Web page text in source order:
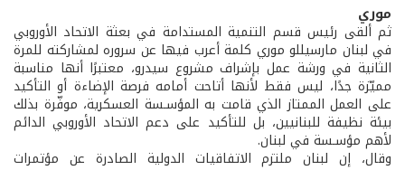
موري
ثم ألقى رئيس قسم التنمية المستدامة في بعثة الاتحاد الأوروبي
في لبنان مارسيللو موري كلمة أعرب فيها عن سروره لمشاركته للمرة
الثانية في ورشة عمل بإشراف مشروع سيدرو، معتبرًا أنها مناسبة
مميّزة جدًا، ليس فقط لأنها أتاحت أمامه فرصة الإضاءة أو التأكيد
على العمل الممتاز الذي قامت به المؤسـسة العسكرية، موفّرة بذلك
بيئة نظيفة للبنانيين، بل للتأكيد على دعم الاتحاد الأوروبي الدائم
لأهم مؤسـسة في لبنان.
وقال، إن لبنان ملتزم الاتفاقيات الدولية الصادرة عن مؤتمرات